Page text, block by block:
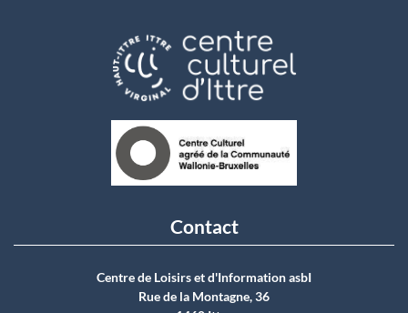
Contact
Centre de Loisirs et d'Information asbI
Rue de la Montagne, 36